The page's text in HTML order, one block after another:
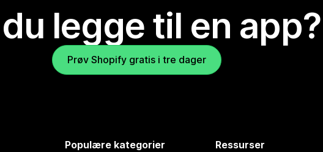
legge til en app?
Prøv Shopify gratis i tre dager
Populære kategorier Ressurser